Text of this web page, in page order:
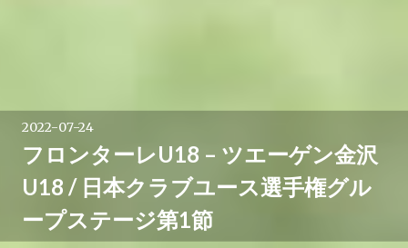
2022-07-24
フロンターレU18 – ツエーゲン金沢
U18 / 日本クラブユース選手権グル
ープステージ第1節